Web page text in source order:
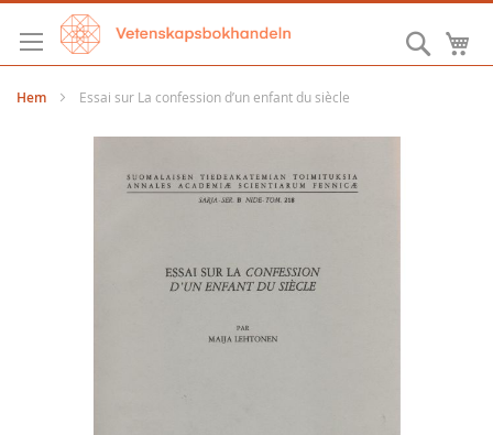
Hoppa
till
innehållet
Sök
Hem Essai sur La confession d’un enfant du siècle